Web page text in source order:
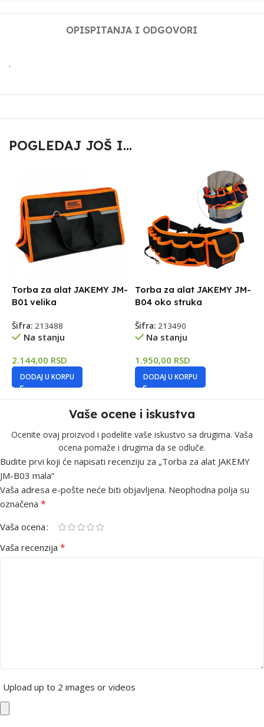
OPISPITANJA I ODGOVORI
.
POGLEDAJ JOŠ I...
Torba za alat JAKEMY JM-
B01 velika
Šifra: 213488
Na stanju
2.144,00 RSD
DODAJ U KORPU
Torba za alat JAKEMY JM-
B04 oko struka
Šifra: 213490
Na stanju
1.950,00 RSD
DODAJ U KORPU
Vaše ocene i iskustva
Ocenite ovaj proizvod i podelite vaše iskustvo sa drugima. Vaša
ocena pomaže i drugima da se odluče.
Budite prvi koji će napisati recenziju za „Torba za alat JAKEMY
JM-B03 mala“
Vaša adresa e-pošte neće biti objavljena. Neophodna polja su
označena *
Vaša ocena
Vaša recenzija *
Upload up to 2 images or videos